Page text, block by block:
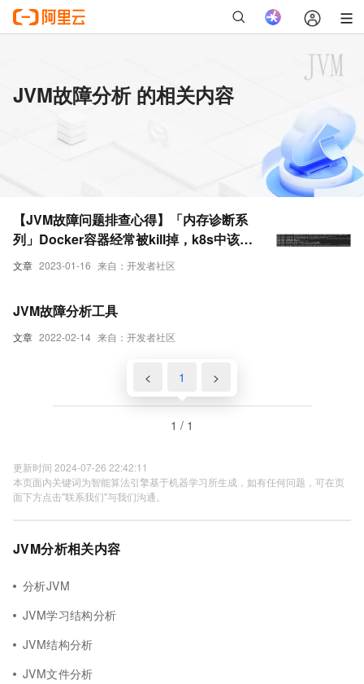
JVM故障分析 的相关内容
文章 2023-01-16 来自：开发者社区
【JVM故障问题排查心得】「内存诊断系
列」Docker容器经常被kill掉，k8s中该节
点的pod也被驱赶，怎么分析？
文章 2022-02-14 来自：开发者社区
JVM故障分析工具
< 1 >
1 / 1
更新时间 2024-07-26 22:42:11
本页面内关键词为智能算法引擎基于机器学习所生成，如有任何问题，可在页
面下方点击"联系我们"与我们沟通。
JVM分析相关内容
分析JVM
JVM学习结构分析
JVM结构分析
JVM文件分析